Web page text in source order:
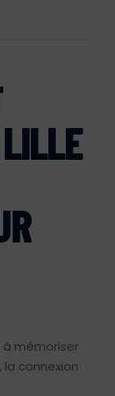
à mémoriser
la connexion